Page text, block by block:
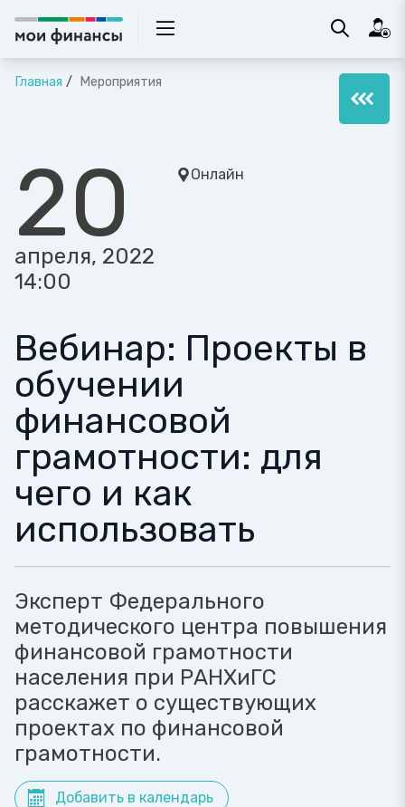
Главная Мероприятия
20
апреля, 2022
14:00
Онлайн
Вебинар: Проекты в
обучении
финансовой
грамотности: для
чего и как
использовать
Эксперт Федерального
методического центра повышения
финансовой грамотности
населения при РАНХиГС
расскажет о существующих
проектах по финансовой
грамотности.
Добавить в календарь